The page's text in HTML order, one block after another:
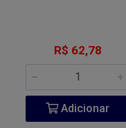
R$ 62,78
Adicionar